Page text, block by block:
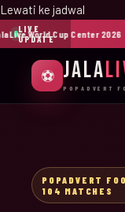
Lewati ke jadwal
LIVE
UPDATE
World Cup Center 2026
⚽ JALA
POPADVERT
POPADVERT
104 MATCHES